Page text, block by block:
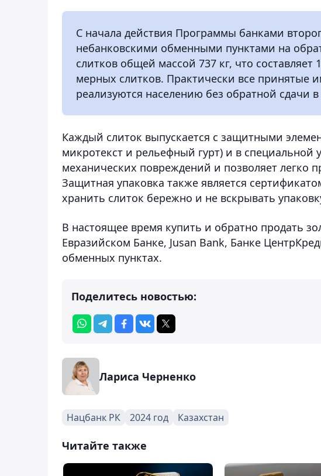
С начала действия Программы банками
небанковскими обменными пунктами на
слитков общей массой 737 кг, что
мерных слитков. Практически все принятые
реализуются населению без обратной сдачи
Каждый слиток выпускается с защитными
микротекст и рельефный гурт) и в специальной
механических повреждений и позволяет легко
Защитная упаковка также является
хранить слиток бережно и не вскрывать
В настоящее время купить и обратно продать
Евразийском Банке, Jusan Bank, Банке
обменных пунктах.
Поделитесь новостью:
Лариса Черненко
Нацбанк РК 2024 год Казахстан
Читайте также